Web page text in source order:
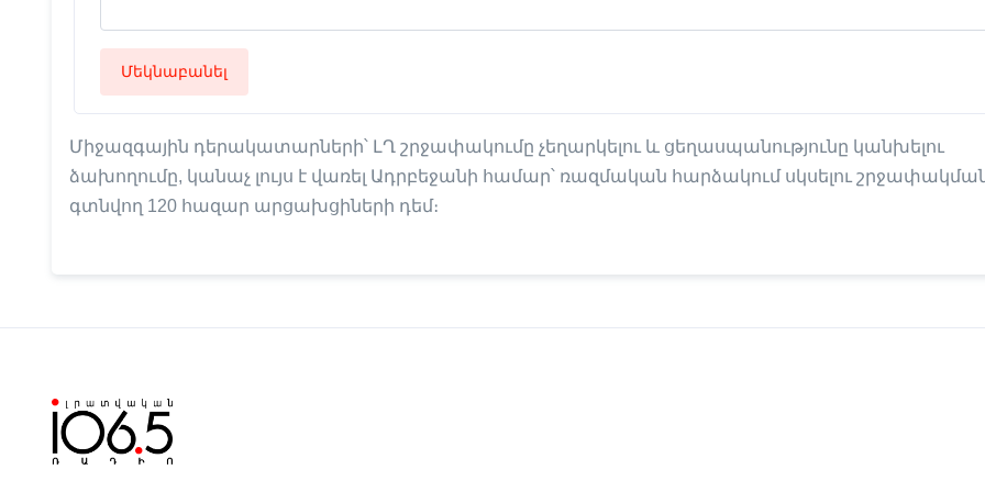
Մեկնաբանել
Միջազգային դերակատարների՝ ԼՂ շրջափակումը չեղարկելու և ցեղասպանությունը կանխելու
ձախողումը, կանաչ լույս է վառել Ադրբեջանի համար՝ ռազմական հարձակում սկսելու
գտնվող 120 հազար արցախցիների դեմ։